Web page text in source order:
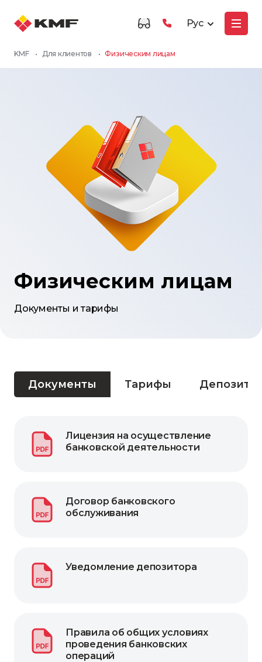
Рус
KMF • Для клиентов • Физическим лицам
Физическим лицам
Документы и тарифы
Документы Тарифы Депозиты
Лицензия на осуществление
банковской деятельности
Договор банковского
обслуживания
Уведомление депозитора
Правила об общих условиях
проведения банковских
операций